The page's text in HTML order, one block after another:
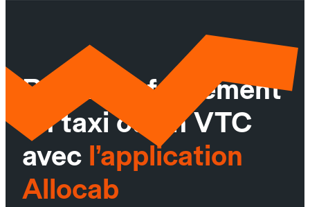
Réservez facilement
un taxi ou un VTC
avec l’application
Allocab